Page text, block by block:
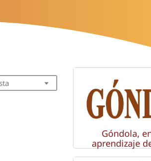
Góndola,
aprendizaje